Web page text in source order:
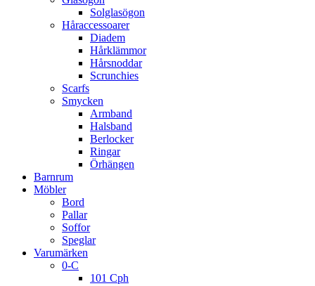
Solglasögon
Håraccessoarer
Diadem
Hårklämmor
Hårsnoddar
Scrunchies
Scarfs
Smycken
Armband
Halsband
Berlocker
Ringar
Örhängen
Barnrum
Möbler
Bord
Pallar
Soffor
Speglar
Varumärken
0-C
101 Cph